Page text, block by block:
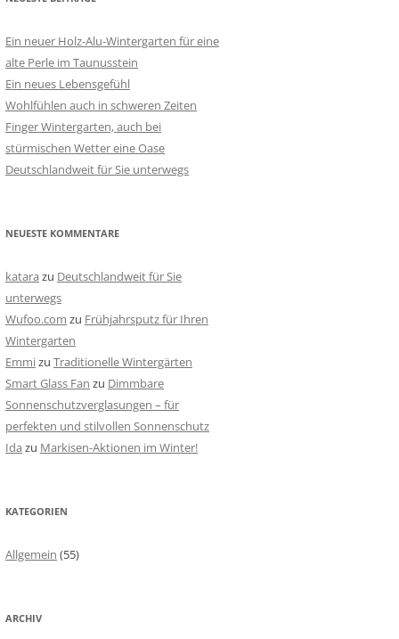
Ein neuer Holz-Alu-Wintergarten für eine
alte Perle im Taunusstein
Ein neues Lebensgefühl
Wohlfühlen auch in schweren Zeiten
Finger Wintergarten, auch bei
stürmischen Wetter eine Oase
Deutschlandweit für Sie unterwegs
NEUESTE KOMMENTARE
katara zu Deutschlandweit für Sie
unterwegs
Wufoo.com zu Frühjahrsputz für Ihren
Wintergarten
Emmizu Traditionelle Wintergärten
Smart Glass Fan zu Dimmbare
Sonnenschutzverglasungen – für
perfekten und stilvollen Sonnenschutz
Ida zu Markisen-Aktionen im Winter!
KATEGORIEN
Allgemein (55)
ARCHIV